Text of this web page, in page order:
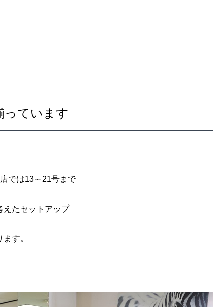
っています
では13～21号まで
えたセットアップ
す。